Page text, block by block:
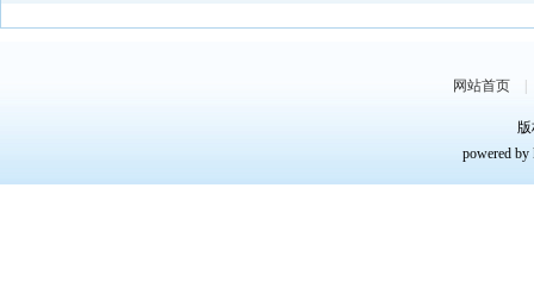
网站首页
powered by